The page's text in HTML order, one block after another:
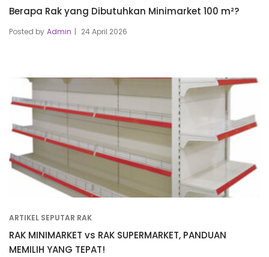
Berapa Rak yang Dibutuhkan Minimarket 100 m²?
Posted by Admin 24 April 2026
ARTIKEL SEPUTAR RAK
RAK MINIMARKET vs RAK SUPERMARKET, PANDUAN
MEMILIH YANG TEPAT!